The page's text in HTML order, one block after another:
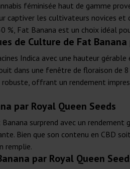
féminisée haut de gamme
captiver les cultivateurs novices
%, Fat Banana est un choix idéal
de Culture de Fat Banana
Indica avec une hauteur
dans une fenêtre de floraison
robuste, offrant un rendement
par Royal Queen Seeds
surprend avec un
Bien que son contenu en CBD
remplie.
par Royal Queen